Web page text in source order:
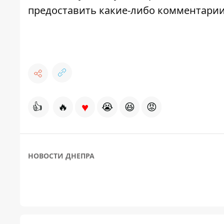
предоставить какие-либо
👍 🔥 ♥ 😭 😆 😡
НОВОСТИ ДНЕПРА